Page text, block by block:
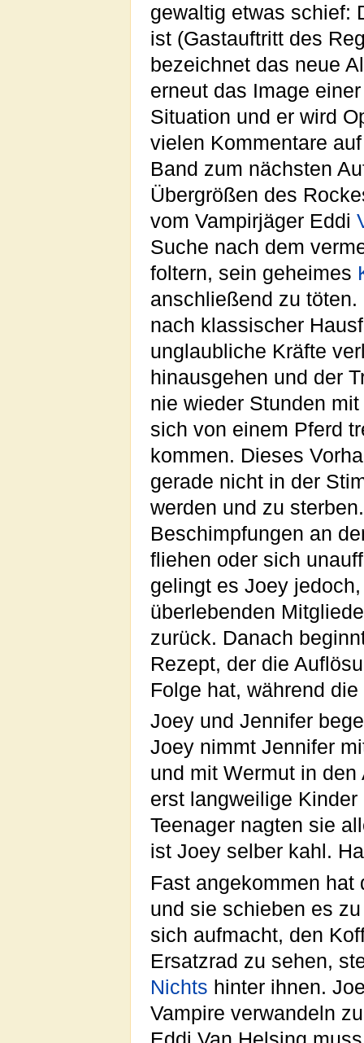
gewaltig etwas schief:
ist (Gastauftritt des
bezeichnet das neue
erneut das Image
Situation und er wird
vielen Kommentare
Band zum nächsten
Übergrößen des
vom Vampirjäger Eddi
Suche nach dem
foltern, sein geheimes
anschließend zu
nach klassischer
unglaubliche Kräfte
hinausgehen und der
nie wieder Stunden
sich von einem Pferd
kommen. Dieses
gerade nicht in der
werden und zu
Beschimpfungen an
fliehen oder sich
gelingt es Joey
überlebenden
zurück. Danach
Rezept, der die
Folge hat, während
Joey und Jennifer
Joey nimmt Jennifer
und mit Wermut in
erst langweilige
Teenager nagten sie
ist Joey selber kahl.
Fast angekommen hat
und sie schieben es
sich aufmacht, den
Ersatzrad zu sehen,
Nichts hinter ihnen.
Vampire verwandeln